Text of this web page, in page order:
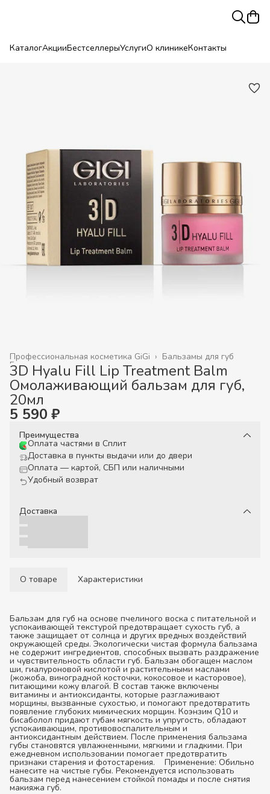
КаталогАкцииБестселлерыУслугиО клиникеКонтакты
Бальзамы для губ
Профессиональная косметика GiGi ›
Главная
3D Hyalu Fill Lip Treatment Balm
Омолаживающий бальзам для губ,
20мл
5 590 ₽
Преимущества
Оплата частями в Сплит
Доставка в пункты выдачи или до двери
Оплата — картой, СБП или наличными
Удобный возврат
Доставка
О товаре Характеристики
Бальзам для губ на основе пчелиного воска с питательной и
успокаивающей текстурой предотвращает сухость губ, а
также защищает от солнца и других вредных воздействий
окружающей среды. Экологически чистая формула бальзама
не содержит ингредиентов, способных вызвать раздражение
и чувствительность области губ. Бальзам обогащен маслом
ши, гиалуроновой кислотой и растительными маслами
(жожоба, виноградной косточки, кокосовое и касторовое),
питающими кожу влагой. В состав также включены
витамины и антиоксиданты, которые разглаживают
морщины, вызванные сухостью, и помогают предотвратить
появление глубоких мимических морщин. Коэнзим Q10 и
бисаболол придают губам мягкость и упругость, обладают
успокаивающим, противовоспалительным и
антиоксидантным действием. После применения бальзама
губы становятся увлажненными, мягкими и гладкими. При
ежедневном использовании помогает предотвратить
признаки старения и фотостарения. Применение: Обильно
нанесите на чистые губы. Рекомендуется использовать
бальзам перед нанесением стойкой помады и после снятия
макияжа губ.